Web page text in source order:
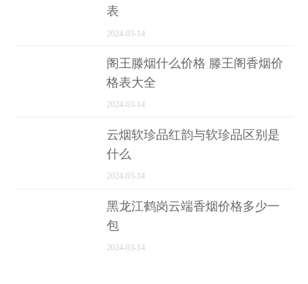
表
2024-03-14
阁王滕烟什么价格 滕王阁香烟价
格表大全
2024-03-14
云烟软珍品红韵与软珍品区别是
什么
2024-03-14
黑龙江鹤岗云端香烟价格多少一
包
2024-03-14